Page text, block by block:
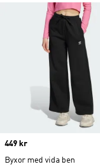
Price
449 kr
Byxor med vida ben